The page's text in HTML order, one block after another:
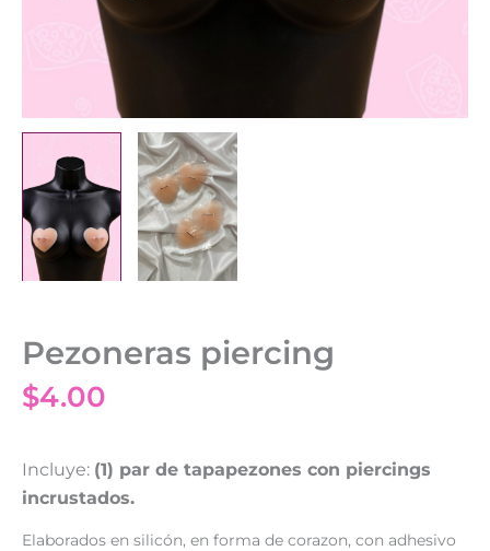
Pezoneras piercing
$4.00
Incluye: (1) par de tapapezones con piercings
incrustados.
Elaborados en silicón, en forma de corazon, con adhesivo